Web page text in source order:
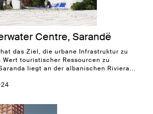
Centre, Sarandë
das Ziel, die urbane Infrastruktur zu
Wert touristischer Ressourcen zu
liegt an der albanischen Riviera...